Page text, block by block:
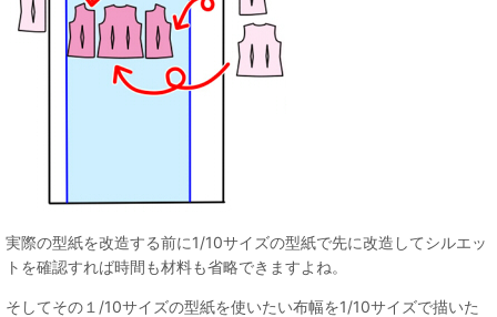
実際の型紙を改造する前に1/10サイズの型紙で先に改造してシルエッ
トを確認すれば時間も材料も省略できますよね。
そしてその１/10サイズの型紙を使いたい布幅を1/10サイズで描いた